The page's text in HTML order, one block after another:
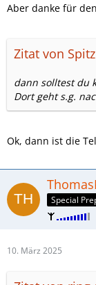
Aber danke für
Zitat von
dann solltest du
Dort geht s.g.
Ok, dann ist die
Special
10. März 2025